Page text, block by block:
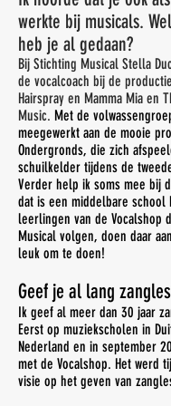
werkte bij musicals.
heb je al gedaan?
Bij Stichting Musical Stella
de vocalcoach bij de
Hairspray en Mamma Mia en
Music. Met de
meegewerkt aan de mooie
Ondergronds, die zich
schuilkelder tijdens de
Verder help ik soms mee bij
dat is een middelbare school
leerlingen van de Vocalshop
Musical volgen, doen daar
leuk om te doen!
Geef je al lang
Ik geef al meer dan 30 jaar
Eerst op muziekscholen in
Nederland en in september
met de Vocalshop. Het werd
visie op het geven van